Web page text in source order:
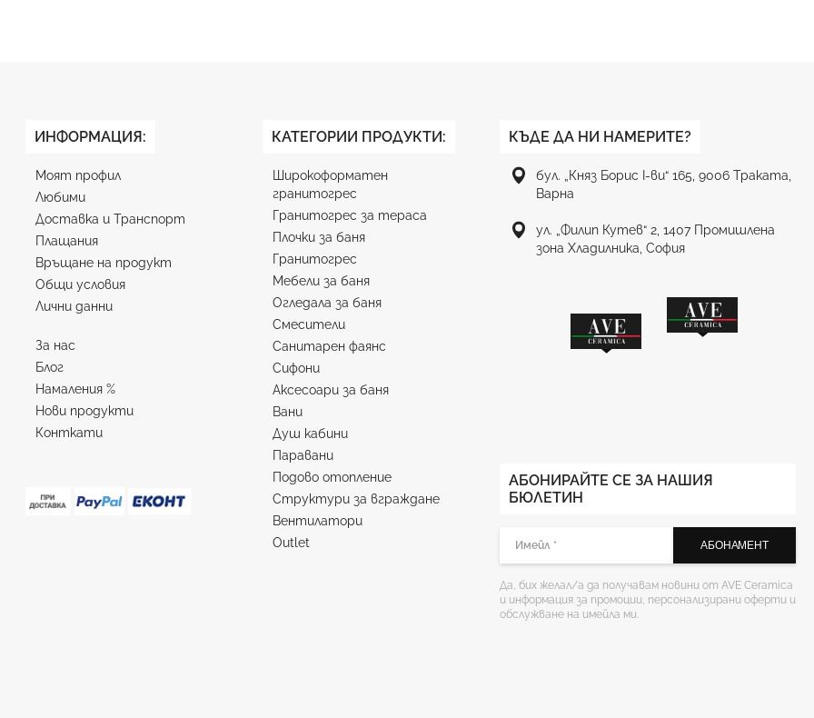
ИНФОРМАЦИЯ:
Моят профил
Любими
Доставка и Транспорт
Плащания
Връщане на продукт
Общи условия
Лични данни
За нас
Блог
Намаления %
Нови продукти
Конткати
КАТЕГОРИИ ПРОДУКТИ:
Широкоформатен
гранитогрес
Гранитогрес за тераса
Плочки за баня
Гранитогрес
Мебели за баня
Огледала за баня
Смесители
Санитарен фаянс
Сифони
Аксесоари за баня
Вани
Душ кабини
Паравани
Подово отопление
Структури за вграждане
Вентилатори
Outlet
КЪДЕ ДА НИ НАМЕРИТЕ?
бул. „Княз Борис I-ви“ 165, 9006 Траката,
Варна
ул. „Филип Кутев“ 2, 1407 Промишлена
зона Хладилника, София
АБОНИРАЙТЕ СЕ ЗА НАШИЯ
БЮЛЕТИН
Да, бих желал/а да получавам новини от AVE Ceramica
и информация за промоции, персонализирани оферти и
обслужване на имейла ми.